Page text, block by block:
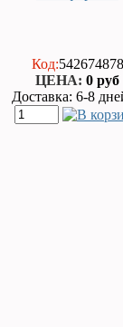
Код:542674878
ЦEHA: 0 руб
Доставка: 6-8